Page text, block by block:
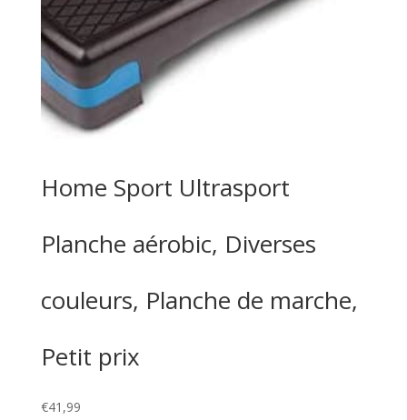
Home Sport Ultrasport
Planche aérobic, Diverses
couleurs, Planche de marche,
Petit prix
€41,99